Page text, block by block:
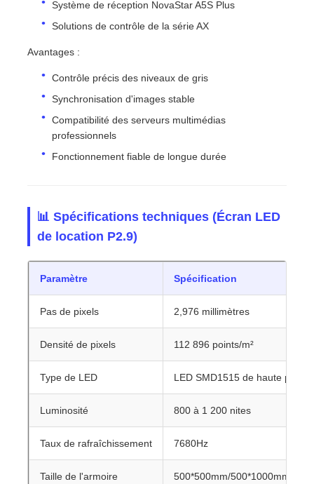
Système de réception NovaStar A5S Plus
Solutions de contrôle de la série AX
Avantages :
Contrôle précis des niveaux de gris
Synchronisation d'images stable
Compatibilité des serveurs multimédias
professionnels
Fonctionnement fiable de longue durée
📊 Spécifications techniques (Écran LED
de location P2.9)
Paramètre Spécification
Pas de pixels 2,976 millimètres
Densité de pixels 112 896 points/m²
Type de LED LED SMD1515 de haute
Luminosité 800 à 1 200 nites
Taux de rafraîchissement 7680Hz
Taille de l'armoire 500*500mm/500*1000mm